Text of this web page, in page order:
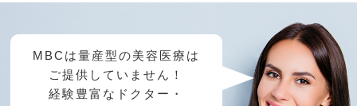
MBCは量産型の美容医療は
ご提供していません！
経験豊富なドクター・